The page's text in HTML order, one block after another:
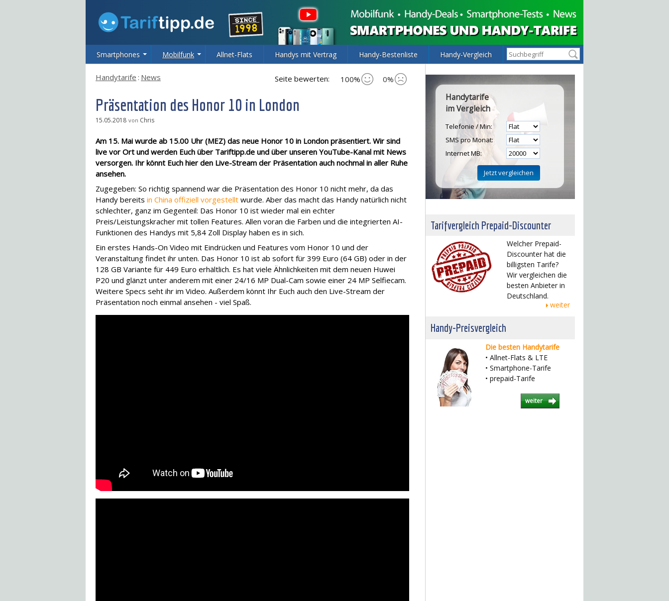
Smartphones Mobilfunk Allnet-Flats Handys mit Vertrag Handy-Bestenliste Handy-Vergleich
Seite bewerten: 100% 0%
Handytarife : News
Präsentation des Honor 10 in London
15.05.2018 von Chris
Am 15. Mai wurde ab 15.00 Uhr (MEZ) das neue Honor 10 in London präsentiert. Wir sind
live vor Ort und werden Euch über Tariftipp.de und über unseren YouTube-Kanal mit News
versorgen. Ihr könnt Euch hier den Live-Stream der Präsentation auch nochmal in aller Ruhe
ansehen.
Zugegeben: So richtig spannend war die Präsentation des Honor 10 nicht mehr, da das
Handy bereits in China offiziell vorgestellt wurde. Aber das macht das Handy natürlich nicht
schlechter, ganz im Gegenteil: Das Honor 10 ist wieder mal ein echter
Preis/Leistungskracher mit tollen Features. Allen voran die Farben und die integrierten AI-
Funktionen des Handys mit 5,84 Zoll Display haben es in sich.
Ein erstes Hands-On Video mit Eindrücken und Features vom Honor 10 und der
Veranstaltung findet ihr unten. Das Honor 10 ist ab sofort für 399 Euro (64 GB) oder in der
128 GB Variante für 449 Euro erhältlich. Es hat viele Ähnlichkeiten mit dem neuen Huwei
P20 und glänzt unter anderem mit einer 24/16 MP Dual-Cam sowie einer 24 MP Selfiecam.
Weitere Specs seht ihr im Video. Außerdem könnt Ihr Euch auch den Live-Stream der
Präsentation noch einmal ansehen - viel Spaß.
Handytarife
im Vergleich
Telefonie / Min:
SMS pro Monat:
Internet MB:
Tarifvergleich Prepaid-Discounter
Welcher Prepaid-
Discounter hat die
billigsten Tarife?
Wir vergleichen die
besten Anbieter in
Deutschland.
weiter
Handy-Preisvergleich
Die besten Handytarife
• Allnet-Flats & LTE
• Smartphone-Tarife
• prepaid-Tarife
weiter